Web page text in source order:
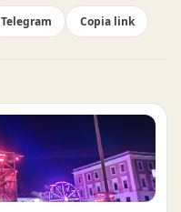
Telegram Copia link